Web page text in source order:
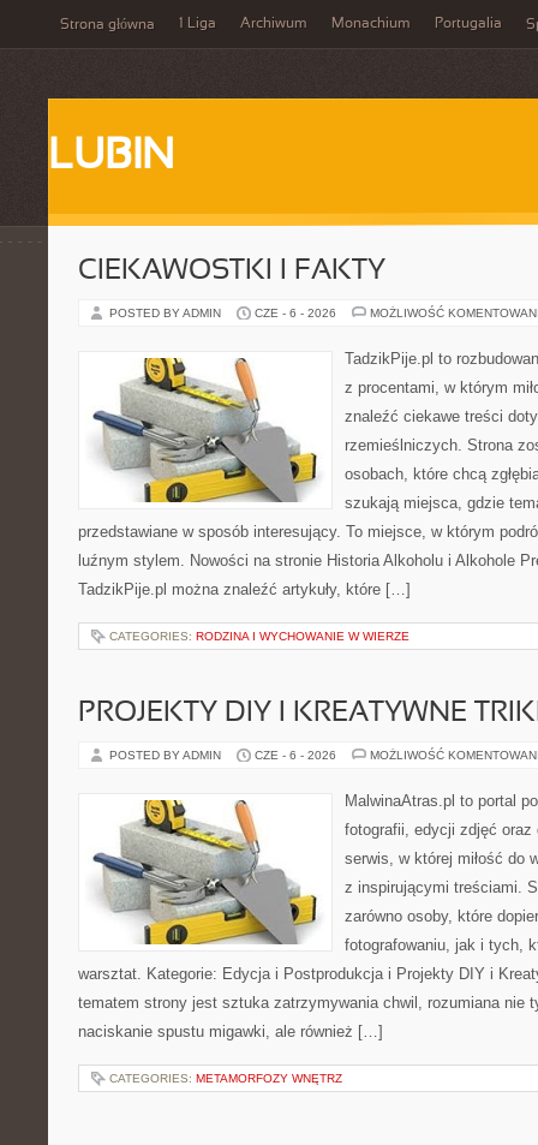
Strona główna 1 Liga Archiwum Monachium Portugalia
LUBIN
CIEKAWOSTKI I FAKTY
POSTED BY ADMIN CZE - 6 - 2026 MOŻLIWOŚĆ
TadzikPije.pl to
z procentami, w którym
znaleźć ciekawe treści
rzemieślniczych. Strona
osobach, które chcą
szukają miejsca, gdzie
przedstawiane w sposób interesujący. To miejsce, w którym
luźnym stylem. Nowości na stronie Historia Alkoholu i Alkohole
TadzikPije.pl można znaleźć artykuły, które […]
CATEGORIES: RODZINA I WYCHOWANIE W WIERZE
PROJEKTY DIY I KREATYWNE
POSTED BY ADMIN CZE - 6 - 2026 MOŻLIWOŚĆ
MalwinaAtras.pl to portal
fotografii, edycji zdjęć oraz
serwis, w której miłość do
z inspirującymi treściami.
zarówno osoby, które
fotografowaniu, jak i tych,
warsztat. Kategorie: Edycja i Postprodukcja i Projekty DIY i
tematem strony jest sztuka zatrzymywania chwil, rozumiana nie
naciskanie spustu migawki, ale również […]
CATEGORIES: METAMORFOZY WNĘTRZ